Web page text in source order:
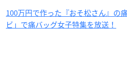
100万円で作った『おそ松さん』の
ビ」で痛バッグ女子特集を放送！